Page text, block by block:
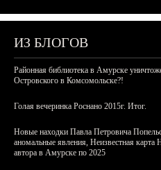
ИЗ БЛОГОВ
Районная библиотека в Амурске
Островского в Комсомольске?!
Голая вечеринка Роснано 2015г. Итог.
Новые находки Павла Петровича
аномальные явления, Неизвестная
автора в Амурске по 2025